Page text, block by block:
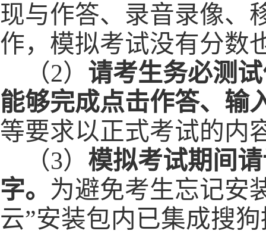
现与作答、录音录像、
作，模拟考试没有分数
（2） 请考生务必测
能够完成点击作答、输
等要求以正式考试的内
（3） 模拟考试期间
字。 为避免考生忘记安
云”安装包内已集成搜